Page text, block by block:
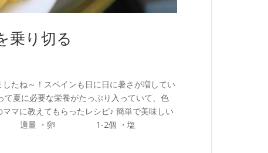
乗り切る
たね～！スペインも日に日に暑さが増してい
夏に必要な栄養がたっぷり入っていて、色
マに教えてもらったレシピ♪ 簡単で美味しい
1本 ・小麦粉 適量 ・卵 1-2個 ・塩